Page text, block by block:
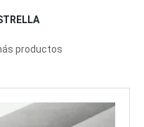
productos